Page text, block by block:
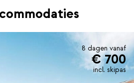
8 dagen vanaf
€ 700
incl. skipas